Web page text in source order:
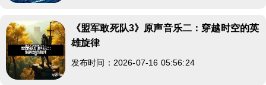
《盟军敢死队3》原声音乐二：穿越时空的英
雄旋律
发布时间：2026-07-16 05:56:24